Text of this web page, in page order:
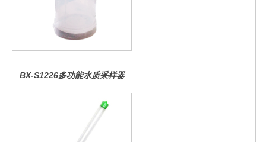
BX-S1226多功能水质采样器